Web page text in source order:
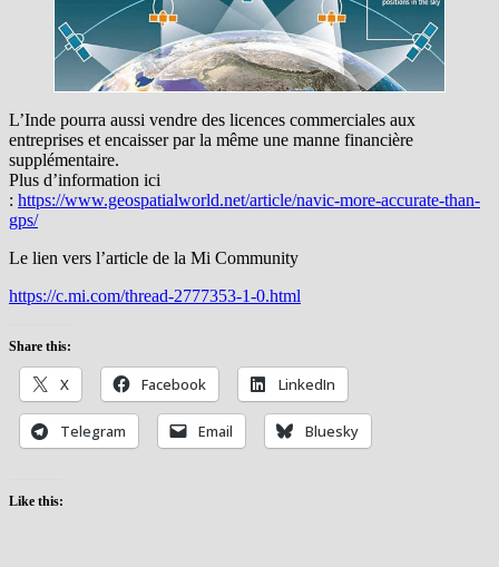
L’Inde pourra aussi vendre des licences commerciales aux
entreprises et encaisser par la même une manne financière
supplémentaire.
Plus d’information ici
: https://www.geospatialworld.net/article/navic-more-accurate-than-
gps/
Le lien vers l’article de la Mi Community
https://c.mi.com/thread-2777353-1-0.html
Share this:
X Facebook LinkedIn
Telegram Email Bluesky
Like this: